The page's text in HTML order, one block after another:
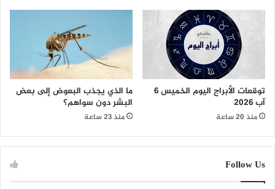
توقعات الأبراج اليوم الخميس 6
آب 2026
منذ 20 ساعة
ما الذي يجذب البعوض إلى بعض
البشر دون سواهم؟
منذ 23 ساعة
Follow Us